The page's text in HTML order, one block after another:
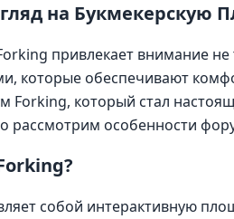
на Букмекерскую
привлекает внимание
которые обеспечивают
Forking, который стал
особенности
собой интерактивную